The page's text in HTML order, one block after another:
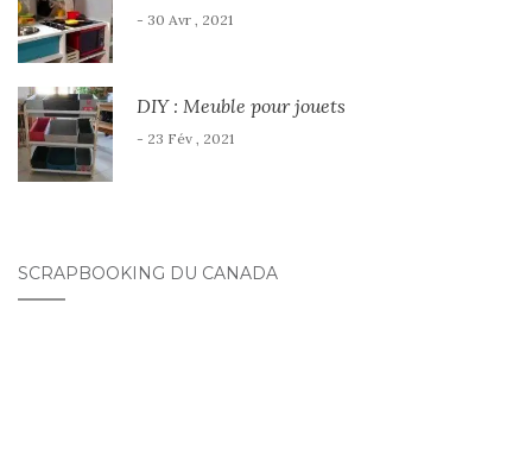
- 30 Avr , 2021
DIY : Meuble pour jouets
- 23 Fév , 2021
SCRAPBOOKING DU CANADA